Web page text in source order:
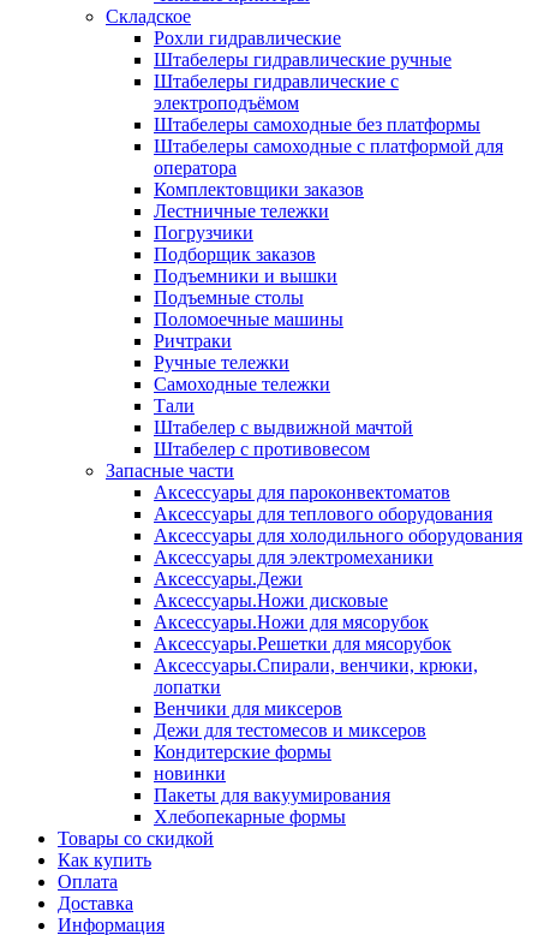
Складское
Рохли гидравлические
Штабелеры гидравлические ручные
Штабелеры гидравлические с
электроподъёмом
Штабелеры самоходные без платформы
Штабелеры самоходные с платформой для
оператора
Комплектовщики заказов
Лестничные тележки
Погрузчики
Подборщик заказов
Подъемники и вышки
Подъемные столы
Поломоечные машины
Ричтраки
Ручные тележки
Самоходные тележки
Тали
Штабелер с выдвижной мачтой
Штабелер с противовесом
Запасные части
Аксессуары для пароконвектоматов
Аксессуары для теплового оборудования
Аксессуары для холодильного оборудования
Аксессуары для электромеханики
Аксессуары.Дежи
Аксессуары.Ножи дисковые
Аксессуары.Ножи для мясорубок
Аксессуары.Решетки для мясорубок
Аксессуары.Спирали, венчики, крюки,
лопатки
Венчики для миксеров
Дежи для тестомесов и миксеров
Кондитерские формы
новинки
Пакеты для вакуумирования
Хлебопекарные формы
Товары со скидкой
Как купить
Оплата
Доставка
Информация